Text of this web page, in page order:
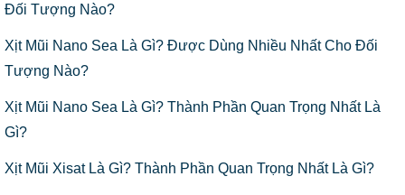
Đối Tượng Nào?
Xịt Mũi Nano Sea Là Gì? Được Dùng Nhiều Nhất Cho Đối
Tượng Nào?
Xịt Mũi Nano Sea Là Gì? Thành Phần Quan Trọng Nhất Là
Gì?
Xịt Mũi Xisat Là Gì? Thành Phần Quan Trọng Nhất Là Gì?